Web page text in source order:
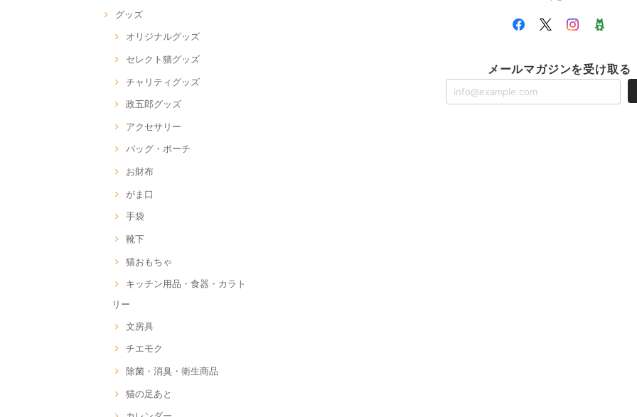
グッズ
オリジナルグッズ
セレクト猫グッズ
チャリティグッズ
政五郎グッズ
アクセサリー
バッグ・ポーチ
お財布
がま口
手袋
靴下
猫おもちゃ
キッチン用品・食器・カラト
リー
文房具
チエモク
除菌・消臭・衛生商品
猫の足あと
メールマガジンを受け取る